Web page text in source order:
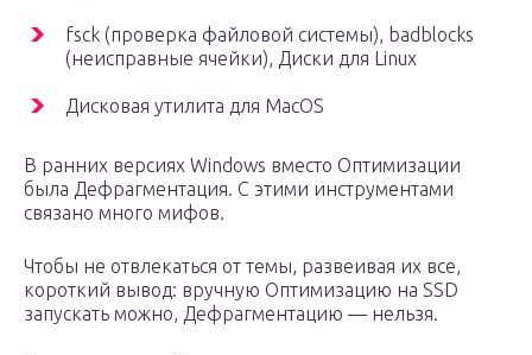
fsck (проверка файловой системы), badblocks
(неисправные ячейки), Диски для Linux
Дисковая утилита для MacOS
В ранних версиях Windows вместо Оптимизации
была Дефрагментация. С этими инструментами
связано много мифов.
Чтобы не отвлекаться от темы, развеивая их все,
короткий вывод: вручную Оптимизацию на SSD
запускать можно, Дефрагментацию — нельзя.